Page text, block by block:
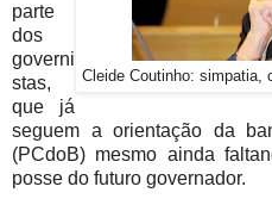
Cleide Coutinho: simpatia,
parte
dos
governi
stas,
que já
seguem a orientação da
(PCdoB) mesmo ainda
posse do futuro governador.